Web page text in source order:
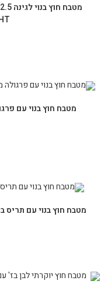
מטבח חוץ בנוי עם תריס